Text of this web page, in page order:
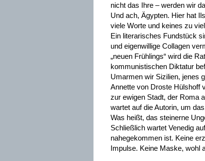
nicht das Ihre – werden wir
Und ach, Ägypten. Hier hat
viele Worte und keines zu
Ein literarisches Fundstück
und eigenwillige Collagen
„neuen Frühlings“ wird die
kommunistischen Diktatur
Umarmen wir Sizilien, jenes
Annette von Droste Hülshoff
zur ewigen Stadt, der Roma
wartet auf die Autorin, um
Was heißt, das steinerne
Schließlich wartet Venedig
nahegekommen ist. Keine
Impulse. Keine Maske, wohl